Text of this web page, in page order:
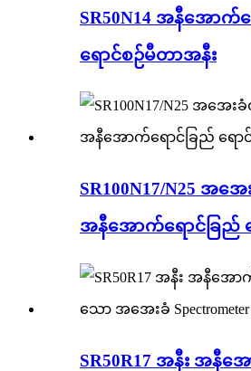
SR50N14 အနီအောက်
ရောင်စဉ်မီတာအနီး
SR100N17/N25 အအ
အနီအောက်ရောင်ခြည်
SR50R17 အနီး အနီအ